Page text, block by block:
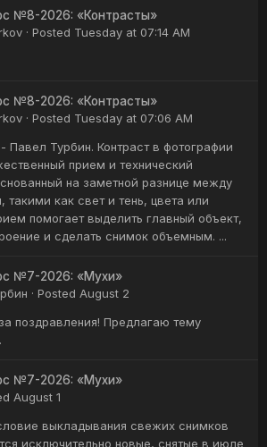
№8-2026: «Контрасты»
· Posted Tuesday at 07:14 AM
№8-2026: «Контрасты»
· Posted Tuesday at 07:06 AM
Павел Турбин. Контраст в фотографии
прием и технический
на заметной разнице между
такими как свет и тень, цвета или
помогает выделить главный объект,
и сделать снимок объемным. ...
№7-2026: «Мухи»
· Posted August 2
поздравления! Предлагаю тему
№7-2026: «Мухи»
August 1
выкладывания свежих снимков
исключительно новые, снятые в июле